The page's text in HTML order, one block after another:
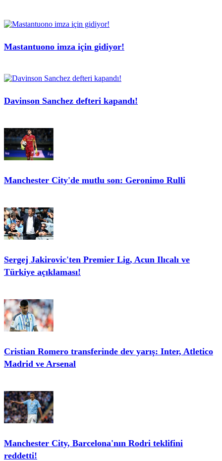
Mastantuono imza için gidiyor!
Davinson Sanchez defteri kapandı!
Manchester City'de mutlu son: Geronimo Rulli
Sergej Jakirovic'ten Premier Lig, Acun Ilıcalı ve
Türkiye açıklaması!
Cristian Romero transferinde dev yarış: Inter, Atletico
Madrid ve Arsenal
Manchester City, Barcelona'nın Rodri teklifini
reddetti!